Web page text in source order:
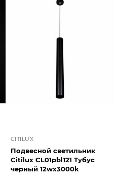
CITILUX
Подвесной светильник
Citilux CL01pbl121 Тубус
черный 12wх3000k